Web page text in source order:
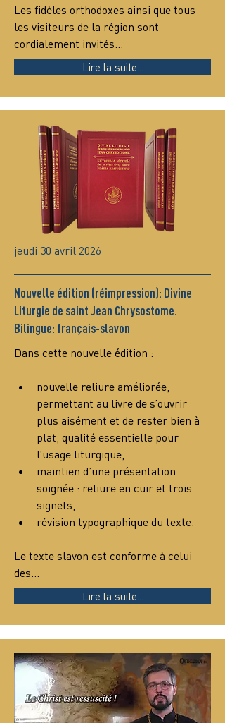
Les fidèles orthodoxes ainsi que tous
les visiteurs de la région sont
cordialement invités…
Lire la suite...
jeudi 30 avril 2026
Nouvelle édition (réimpression): Divine
Liturgie de saint Jean Chrysostome.
Bilingue: français-slavon
Dans cette nouvelle édition :
nouvelle reliure améliorée,
permettant au livre de s’ouvrir
plus aisément et de rester bien à
plat, qualité essentielle pour
l’usage liturgique,
maintien d’une présentation
soignée : reliure en cuir et trois
signets,
révision typographique du texte.
Le texte slavon est conforme à celui
des…
Lire la suite...